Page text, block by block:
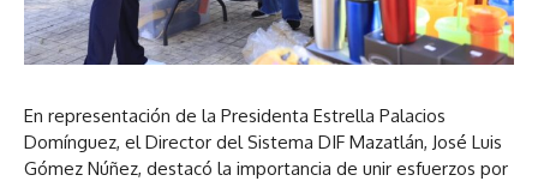
En representación de la Presidenta Estrella Palacios
Domínguez, el Director del Sistema DIF Mazatlán, José Luis
Gómez Núñez, destacó la importancia de unir esfuerzos por